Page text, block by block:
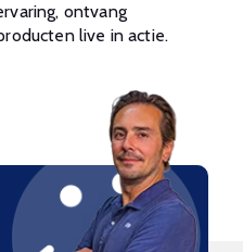
ontvang
live in actie.